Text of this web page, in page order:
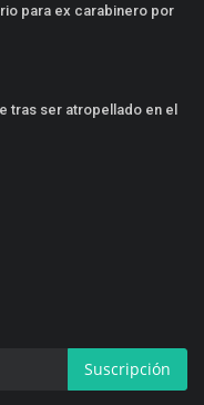
para ex carabinero por
tras ser atropellado en el
Suscripción